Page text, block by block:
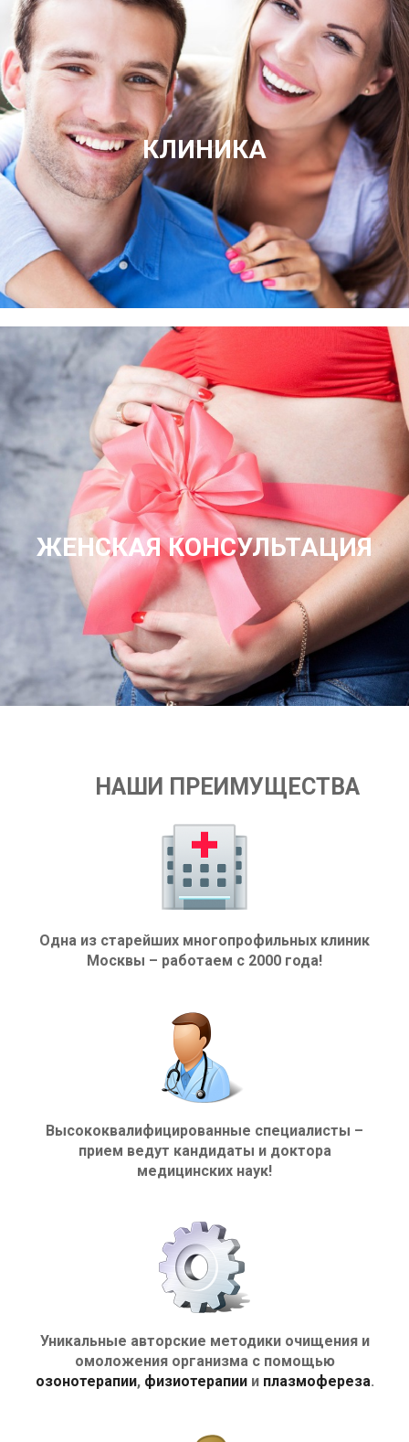
КЛИНИКА
ЖЕНСКАЯ КОНСУЛЬТАЦИЯ
НАШИ ПРЕИМУЩЕСТВА
Одна из старейших многопрофильных клиник
Москвы – работаем с 2000 года!
Высококвалифицированные специалисты –
прием ведут кандидаты и доктора
медицинских наук!
Уникальные авторские методики очищения и
омоложения организма с помощью
озонотерапии, физиотерапиии плазмофереза.